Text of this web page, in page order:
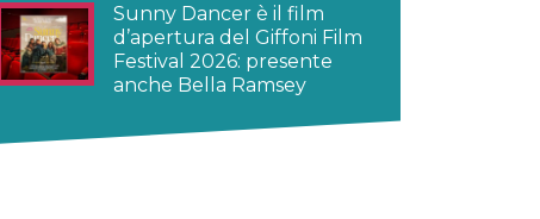
Sunny Dancer è il film
d’apertura del Giffoni Film
Festival 2026: presente
anche Bella Ramsey